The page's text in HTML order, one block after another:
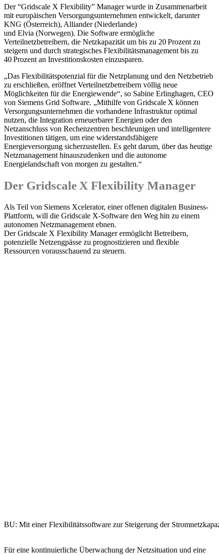
Der “Gridscale X Flexibility” Manager wurde in Zusammenarbeit
mit europäischen Versorgungsunternehmen entwickelt, darunter
KNG (Österreich), Alliander (Niederlande)
und Elvia (Norwegen). Die Software ermögliche
Verteilnetzbetreibern, die Netzkapazität um bis zu 20 Prozent zu
steigern und durch strategisches Flexibilitätsmanagement bis zu
40 Prozent an Investitionskosten einzusparen.
„Das Flexibilitätspotenzial für die Netzplanung und den Netzbetrieb
zu erschließen, eröffnet Verteilnetzbetreibern völlig neue
Möglichkeiten für die Energiewende“, so Sabine Erlinghagen, CEO
von Siemens Grid Software. „Mithilfe von Gridscale X können
Versorgungsunternehmen die vorhandene Infrastruktur optimal
nutzen, die Integration erneuerbarer Energien oder den
Netzanschluss von Rechenzentren beschleunigen und intelligentere
Investitionen tätigen, um eine widerstandsfähigere
Energieversorgung sicherzustellen. Es geht darum, über das heutige
Netzmanagement hinauszudenken und die autonome
Energielandschaft von morgen zu gestalten.“
Der Gridscale X Flexibility Manager
Als Teil von Siemens Xcelerator, einer offenen digitalen Business-
Plattform, will die Gridscale X-Software den Weg hin zu einem
autonomen Netzmanagement ebnen.
Der Gridscale X Flexibility Manager ermöglicht Betreibern,
potenzielle Netzengpässe zu prognostizieren und flexible
Ressourcen vorausschauend zu steuern.
BU: Mit einer Flexibilitätssoftware zur Steigerung der
Für eine kontinuierliche Überwachung der Netzsituation und eine